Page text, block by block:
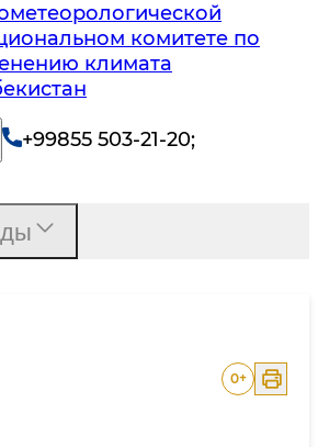
комитете по
климата
+99855 503-21-20;
0+